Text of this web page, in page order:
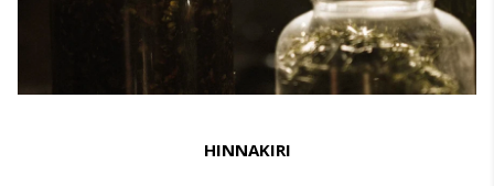
HINNAKIRI